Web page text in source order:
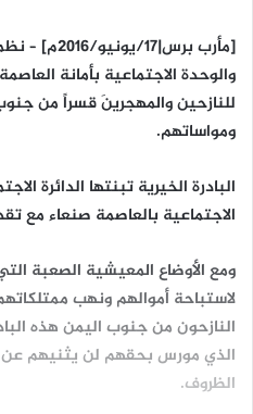
[مأرب
والوحدة الاجتماعية بأمانة
للنازحين والمهجرينَ قسراً من
ومواساتهم.
البادرة الخيرية تبنتها الدائرة
الاجتماعية بالعاصمة صنعاء مع
ومع الأوضاع المعيشية الصعبة
لاستباحة أموالهم ونهب
النازحون من جنوب اليمن هذه
الذي مورس بحقهم لن يثنيهم
الظروف.